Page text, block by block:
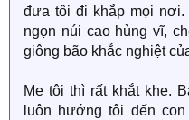
đưa tôi đi khắp mọi
ngọn núi cao hùng vĩ,
giông bão khắc nghiệt
Mẹ tôi thì rất khắt khe.
luôn hướng tôi đến